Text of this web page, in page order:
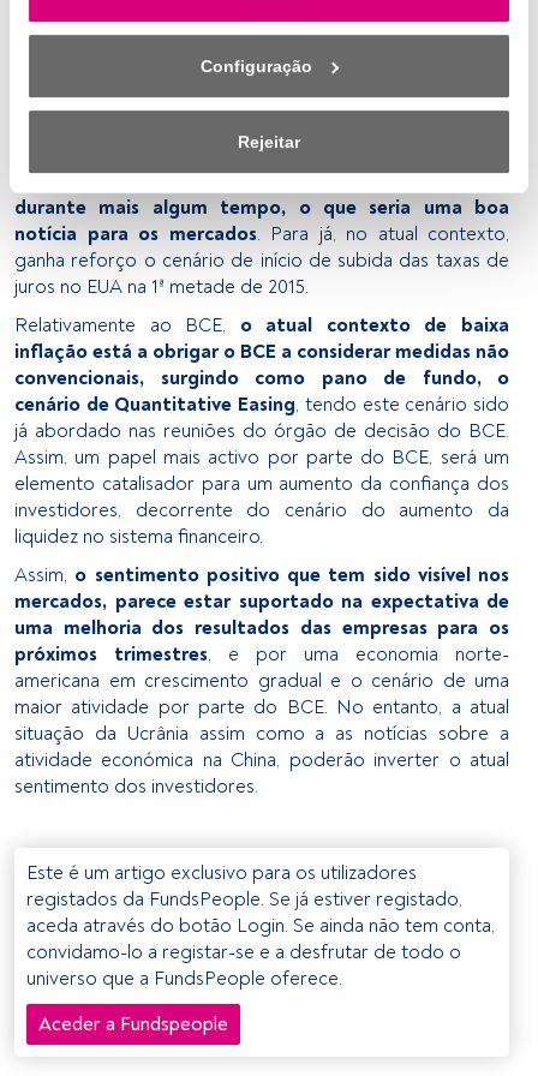
inferior da página web (ou no ícone flutuante que se
suas opções terão efeito dentro do nosso âmbito de
fornecer:
Utilizar dados de localização geográfica precisa. Analisar
ativamente as características do dispositivo para sua
identificação. Armazenar as informações num dispositivo
e/ou aceder às mesmas. Publicidade e conteúdo
personalizados, medição de publicidade e conteúdo,
pesquisa de audiência e desenvolvimento de serviços.
Lista de parceiros (fornecedores)
Configuração
Rejeitar
desemprego divulgados no início deste mês de Maio
considerar a qualidade dos números do mercado de
trabalho assim como a sustentabilidade do mesmo, não se
desemprego. Nesse sentido,é válido pensarmos que os
níveis reduzidos de taxas de juro possam manter-se
durante mais algum tempo, o que seria uma boa
notícia para os mercados. Para já, no atual contexto,
ganha reforço o cenário de início de subida das taxas de
juros no EUA na 1ª metade de 2015.
Relativamente ao BCE, o atual contexto de baixa
inflação está a obrigar o BCE a considerar medidas não
convencionais, surgindo como pano de fundo, o
cenário de Quantitative Easing, tendo este cenário sido
já abordado nas reuniões do órgão de decisão do BCE.
Assim, um papel mais activo por parte do BCE, será um
elemento catalisador para um aumento da confiança dos
investidores, decorrente do cenário do aumento da
liquidez no sistema financeiro.
Assim, o sentimento positivo que tem sido visível nos
mercados, parece estar suportado na expectativa de
uma melhoria dos resultados das empresas para os
próximos trimestres, e por uma economia norte-
americana em crescimento gradual e o cenário de uma
maior atividade por parte do BCE. No entanto, a atual
situação da Ucrânia assim como a as notícias sobre a
atividade económica na China, poderão inverter o atual
sentimento dos investidores.
Este é um artigo exclusivo para os utilizadores
registados da FundsPeople. Se já estiver registado,
aceda através do botão Login. Se ainda não tem conta,
convidamo-lo a registar-se e a desfrutar de todo o
universo que a FundsPeople oferece.
Aceder a Fundspeople